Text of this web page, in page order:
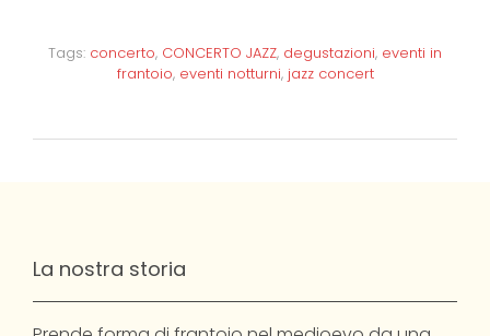
Tags: concerto, CONCERTO JAZZ, degustazioni, eventi in
frantoio, eventi notturni, jazz concert
La nostra storia